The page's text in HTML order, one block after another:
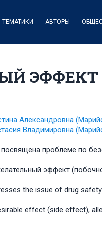
ТЕМАТИКИ АВТОРЫ
Александровна
Владимировна
проблеме по
эффект
the issue of drug safety.
effect (side effect),